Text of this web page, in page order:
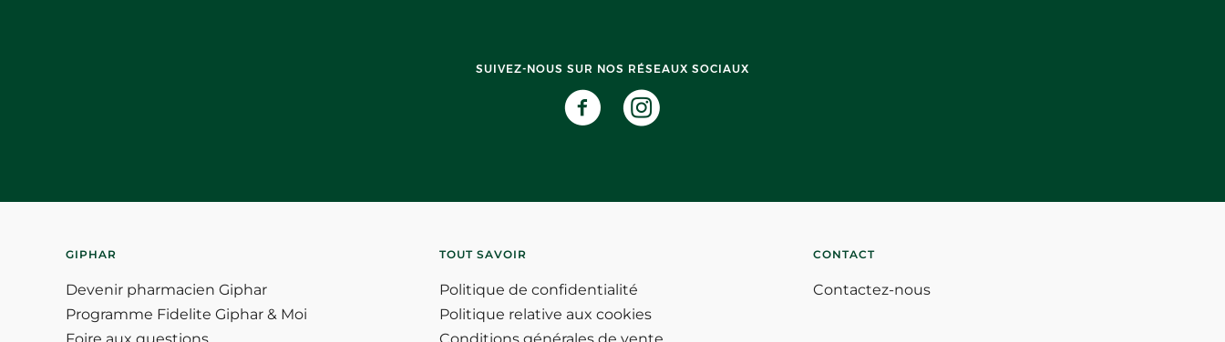
SUIVEZ-NOUS SUR NOS RÉSEAUX SOCIAUX
GIPHAR
Devenir pharmacien Giphar
Programme Fidelite Giphar & Moi
Foire aux questions
TOUT SAVOIR
Politique de confidentialité
Politique relative aux cookies
Conditions générales de vente
CONTACT
Contactez-nous